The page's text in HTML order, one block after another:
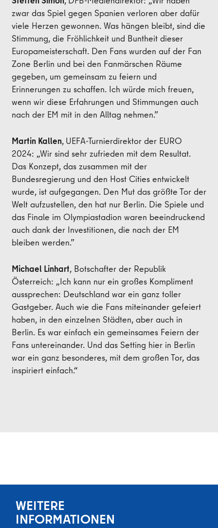
zwar das Spiel gegen Spanien verloren aber dafür
viele Herzen gewonnen. Was hängen bleibt, sind die
Stimmung, die Fröhlichkeit und Buntheit dieser
Europameisterschaft. Den Fans wurden auf der Fan
Zone Berlin und bei den Fanmärschen Räume
gegeben, um gemeinsam zu feiern und
Erinnerungen zu schaffen. Ich würde mich freuen,
wenn wir diese Erfahrungen und Stimmungen auch
nach der EM mit in den Alltag nehmen.”
Martin Kallen, UEFA-Turnierdirektor der EURO
2024: „Wir sind sehr zufrieden mit dem Resultat.
Das Konzept, das zusammen mit der
Bundesregierung und den Host Cities entwickelt
wurde, ist aufgegangen. Den Mut das größte Tor der
Welt aufzustellen, den hat nur Berlin. Die Spiele und
das Finale im Olympiastadion waren beeindruckend
auch dank der Investitionen, die nach der EM
bleiben werden.”
Michael Linhart, Botschafter der Republik
Österreich: „Ich kann nur ein großes Kompliment
aussprechen: Deutschland war ein ganz toller
Gastgeber. Auch wie die Fans miteinander gefeiert
haben, in den einzelnen Städten, aber auch in
Berlin. Es war einfach ein gemeinsames Feiern der
Fans untereinander. Und das Setting hier in Berlin
war ein ganz besonderes, mit dem großen Tor, das
inspiriert einfach.“
WEITERE
INFORMATIONEN